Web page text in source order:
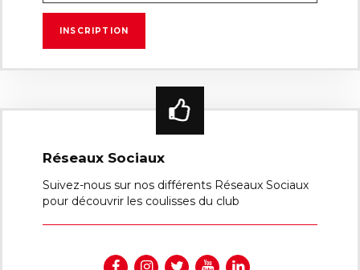
Réseaux Sociaux
Suivez-nous sur nos différents Réseaux Sociaux
pour découvrir les coulisses du club